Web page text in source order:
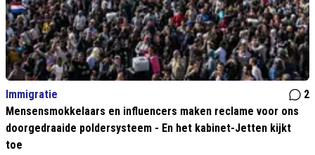
Immigratie
2
Mensensmokkelaars en influencers maken reclame voor ons
doorgedraaide poldersysteem - En het kabinet-Jetten kijkt
toe